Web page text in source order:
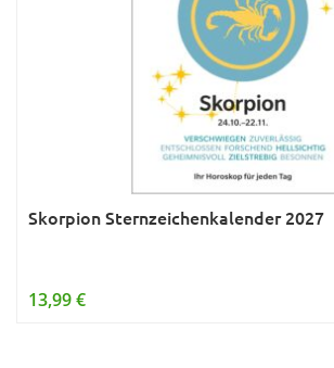
Skorpion Sternzeichenkalender 2027
13,99 €